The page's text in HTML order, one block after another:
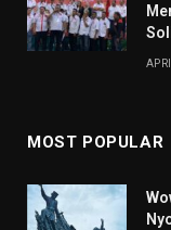
MOST POPULAR